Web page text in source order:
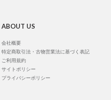
ABOUT US
会社概要
特定商取引法・古物営業法に基づく表記
ご利用規約
サイトポリシー
プライバシーポリシー